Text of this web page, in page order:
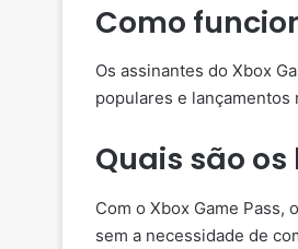
Como
Os assinantes do Xbox
populares e lançamentos
Quais são
Com o Xbox Game
sem a necessidade de